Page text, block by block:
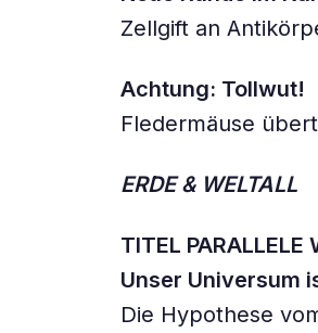
Zellgift an
Achtung: Tollwut!
Fledermäuse
ERDE & WELTALL
TITEL PARALLELE
Unser Universum
Die Hypothese